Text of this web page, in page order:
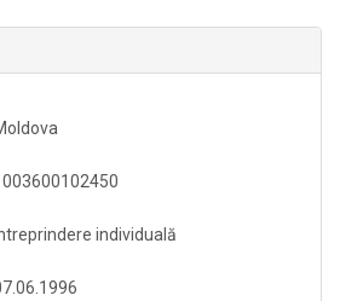
individuală